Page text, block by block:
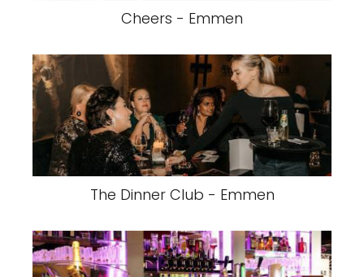
Cheers - Emmen
The Dinner Club - Emmen